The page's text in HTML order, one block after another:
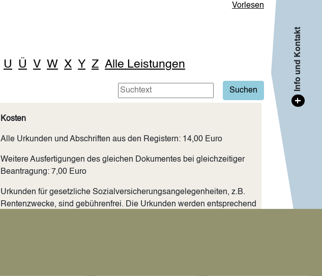
Vorlesen
U Ü V W X Y Z Alle Leistungen
Kosten
Alle Urkunden und Abschriften aus den Registern: 14,00 Euro
Weitere Ausfertigungen des gleichen Dokumentes bei gleichzeitiger
Beantragung: 7,00 Euro
Urkunden für gesetzliche Sozialversicherungsangelegenheiten, z.B.
Rentenzwecke, sind gebührenfrei. Die Urkunden werden entsprechend
+
Info und Kontakt